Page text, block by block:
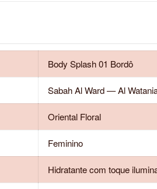
Body Splash 01 Bordô
Sabah Al Ward — Al
Oriental Floral
Feminino
Hidratante com toque